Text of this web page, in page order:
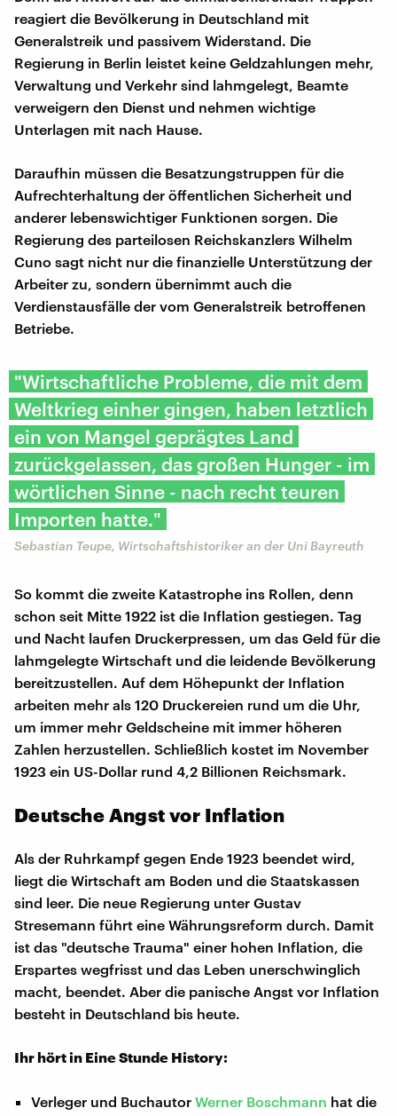
reagiert die Bevölkerung in Deutschland mit
Generalstreik und passivem Widerstand. Die
Regierung in Berlin leistet keine Geldzahlungen mehr,
Verwaltung und Verkehr sind lahmgelegt, Beamte
verweigern den Dienst und nehmen wichtige
Unterlagen mit nach Hause.
Daraufhin müssen die Besatzungstruppen für die
Aufrechterhaltung der öffentlichen Sicherheit und
anderer lebenswichtiger Funktionen sorgen. Die
Regierung des parteilosen Reichskanzlers Wilhelm
Cuno sagt nicht nur die finanzielle Unterstützung der
Arbeiter zu, sondern übernimmt auch die
Verdienstausfälle der vom Generalstreik betroffenen
Betriebe.
"Wirtschaftliche Probleme, die mit dem
Weltkrieg einher gingen, haben letztlich
ein von Mangel geprägtes Land
zurückgelassen, das großen Hunger - im
wörtlichen Sinne - nach recht teuren
Importen hatte."
Sebastian Teupe, Wirtschaftshistoriker an der Uni Bayreuth
So kommt die zweite Katastrophe ins Rollen, denn
schon seit Mitte 1922 ist die Inflation gestiegen. Tag
und Nacht laufen Druckerpressen, um das Geld für die
lahmgelegte Wirtschaft und die leidende Bevölkerung
bereitzustellen. Auf dem Höhepunkt der Inflation
arbeiten mehr als 120 Druckereien rund um die Uhr,
um immer mehr Geldscheine mit immer höheren
Zahlen herzustellen. Schließlich kostet im November
1923 ein US-Dollar rund 4,2 Billionen Reichsmark.
Deutsche Angst vor Inflation
Als der Ruhrkampf gegen Ende 1923 beendet wird,
liegt die Wirtschaft am Boden und die Staatskassen
sind leer. Die neue Regierung unter Gustav
Stresemann führt eine Währungsreform durch. Damit
ist das "deutsche Trauma" einer hohen Inflation, die
Erspartes wegfrisst und das Leben unerschwinglich
macht, beendet. Aber die panische Angst vor Inflation
besteht in Deutschland bis heute.
Ihr hört in Eine Stunde History:
Verleger und BuchautorWerner Boschmann hat die